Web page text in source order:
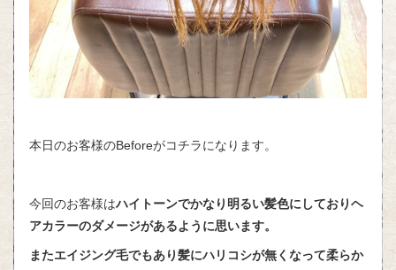
本日のお客様のBeforeがコチラになります。
今回のお客様はハイトーンでかなり明るい髪色にしておりヘ
アカラーのダメージがあるように思います。
またエイジング毛でもあり髪にハリコシが無くなって柔らか